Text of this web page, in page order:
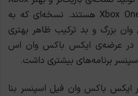
One تحت عنوان Xbox One S هستند. نسخه‌ای که به
بزرگ و بد ترکیب ظاهر بهتری
در عرضه‌ی ایکس ‌باکس وان اس
برنامه‌های بیشتری داشت.
ایکس ‌باکس وان فیل اسپنسر بنا